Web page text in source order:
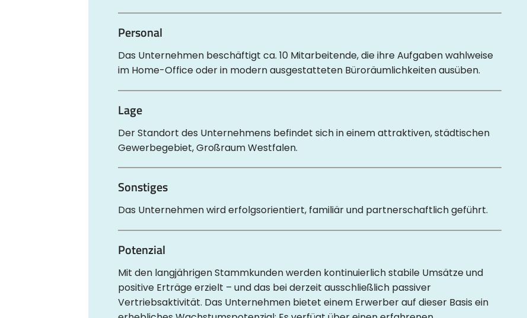
Personal
Das Unternehmen beschäftigt ca. 10 Mitarbeitende, die ihre Aufgaben wahlweise
im Home-Office oder in modern ausgestatteten Büroräumlichkeiten ausüben.
Lage
Der Standort des Unternehmens befindet sich in einem attraktiven, städtischen
Gewerbegebiet, Großraum Westfalen.
Sonstiges
Das Unternehmen wird erfolgsorientiert, familiär und partnerschaftlich geführt.
Potenzial
Mit den langjährigen Stammkunden werden kontinuierlich stabile Umsätze und
positive Erträge erzielt – und das bei derzeit ausschließlich passiver
Vertriebsaktivität. Das Unternehmen bietet einem Erwerber auf dieser Basis ein